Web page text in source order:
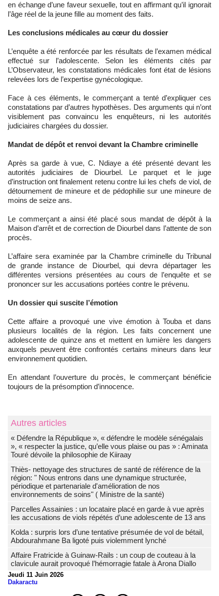
en échange d’une faveur sexuelle, tout en affirmant qu’il ignorait
l’âge réel de la jeune fille au moment des faits.
Les conclusions médicales au cœur du dossier
L’enquête a été renforcée par les résultats de l’examen médical
effectué sur l’adolescente. Selon les éléments cités par
L’Observateur, les constatations médicales font état de lésions
relevées lors de l’expertise gynécologique.
Face à ces éléments, le commerçant a tenté d’expliquer ces
constatations par d’autres hypothèses. Des arguments qui n’ont
visiblement pas convaincu les enquêteurs, ni les autorités
judiciaires chargées du dossier.
Mandat de dépôt et renvoi devant la Chambre criminelle
Après sa garde à vue, C. Ndiaye a été présenté devant les
autorités judiciaires de Diourbel. Le parquet et le juge
d’instruction ont finalement retenu contre lui les chefs de viol, de
détournement de mineure et de pédophilie sur une mineure de
moins de seize ans.
Le commerçant a ainsi été placé sous mandat de dépôt à la
Maison d’arrêt et de correction de Diourbel dans l’attente de son
procès.
L’affaire sera examinée par la Chambre criminelle du Tribunal
de grande instance de Diourbel, qui devra départager les
différentes versions présentées au cours de l’enquête et se
prononcer sur les accusations portées contre le prévenu.
Un dossier qui suscite l’émotion
Cette affaire a provoqué une vive émotion à Touba et dans
plusieurs localités de la région. Les faits concernent une
adolescente de quinze ans et mettent en lumière les dangers
auxquels peuvent être confrontés certains mineurs dans leur
environnement quotidien.
En attendant l’ouverture du procès, le commerçant bénéficie
toujours de la présomption d’innocence.
Autres articles
« Défendre la République », « défendre le modèle sénégalais
», « respecter la justice, qu’elle vous plaise ou pas » : Aminata
Touré dévoile la philosophie de Kiiraay
Thiès- nettoyage des structures de santé de référence de la
région: " Nous entrons dans une dynamique structurée,
périodique et partenariale d'amélioration de nos
environnements de soins" ( Ministre de la santé)
Parcelles Assainies : un locataire placé en garde à vue après
les accusations de viols répétés d’une adolescente de 13 ans
Kolda : surpris lors d’une tentative présumée de vol de bétail,
Abdourahmane Ba ligoté puis violemment lynché
Affaire Fratricide à Guinaw-Rails : un coup de couteau à la
clavicule aurait provoqué l’hémorragie fatale à Arona Diallo
Jeudi 11 Juin 2026
Dakaractu